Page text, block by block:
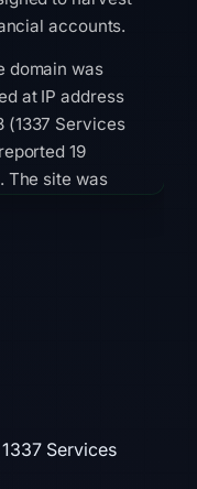
accounts.
domain was
at IP address
(1337 Services
19
The site was
IP,
The SSL
The
a high risk
creation,
confirmed
threat
Services